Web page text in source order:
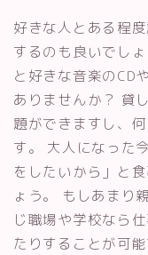
好きな人とある程
するのも良いでし
と好きな音楽のCD
ありませんか？ 貸
題ができますし、
す。 大人になった
をしたいから」と
ょう。 もしあまり
じ職場や学校なら
たりすることが可